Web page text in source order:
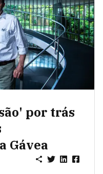
por trás
Gávea